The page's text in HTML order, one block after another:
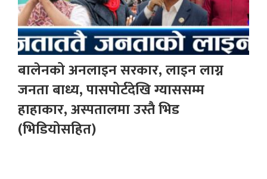
बालेनको अनलाइन सरकार, लाइन लाग्न
जनता बाध्य, पासपोर्टदेखि ग्याससम्म
हाहाकार, अस्पतालमा उस्तै भिड
(भिडियोसहित)